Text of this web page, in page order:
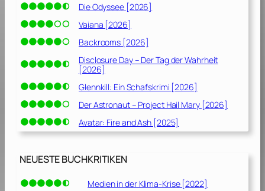
Die Odyssee [2026]
Vaiana [2026]
Backrooms [2026]
Disclosure Day – Der Tag der Wahrheit
[2026]
Glennkill: Ein Schafskrimi [2026]
Der Astronaut – Project Hail Mary [2026]
Avatar: Fire and Ash [2025]
NEUESTE BUCHKRITIKEN
Medien in der Klima-Krise [2022]